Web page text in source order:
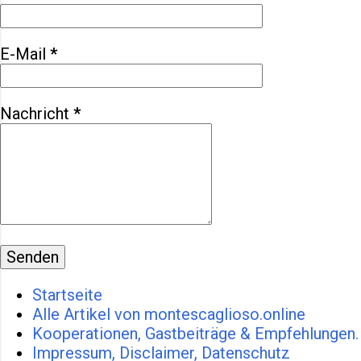
E-Mail *
Nachricht *
Startseite
Alle Artikel von montescaglioso.online
Kooperationen, Gastbeiträge & Empfehlungen.
Impressum, Disclaimer, Datenschutz